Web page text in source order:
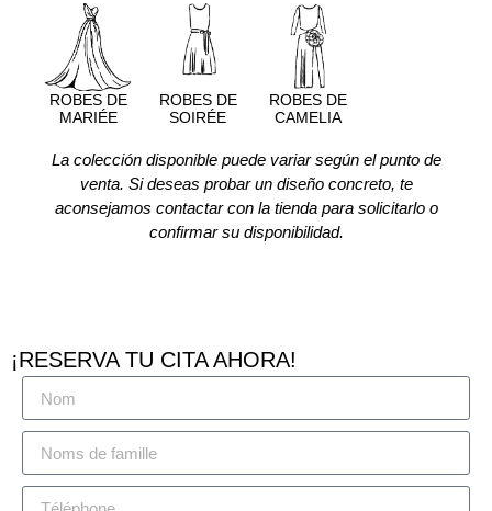
ROBES DE
MARIÉE
ROBES DE
SOIRÉE
ROBES DE
CAMELIA
La colección disponible puede variar según el punto de
venta. Si deseas probar un diseño concreto, te
aconsejamos contactar con la tienda para solicitarlo o
confirmar su disponibilidad.
¡RESERVA TU CITA AHORA!